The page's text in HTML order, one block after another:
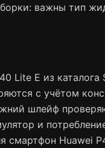
важны тип
Lite E из каталога
с учётом
шлейф
и
смартфон Huawei